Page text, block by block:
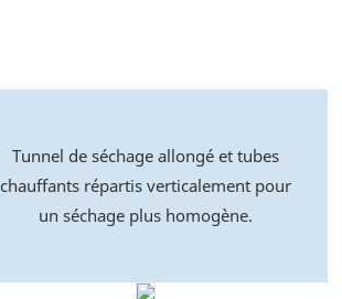
Tunnel de séchage allongé et tubes
chauffants répartis verticalement pour
un séchage plus homogène.